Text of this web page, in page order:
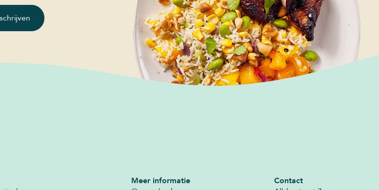
Meer informatie
Contact